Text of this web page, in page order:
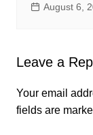
August 6,
Leave a
Your email
fields are